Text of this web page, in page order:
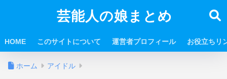
芸能人の娘まとめ
HOME このサイトについて 運営者プロフィール お役立ちリ
ホーム アイドル